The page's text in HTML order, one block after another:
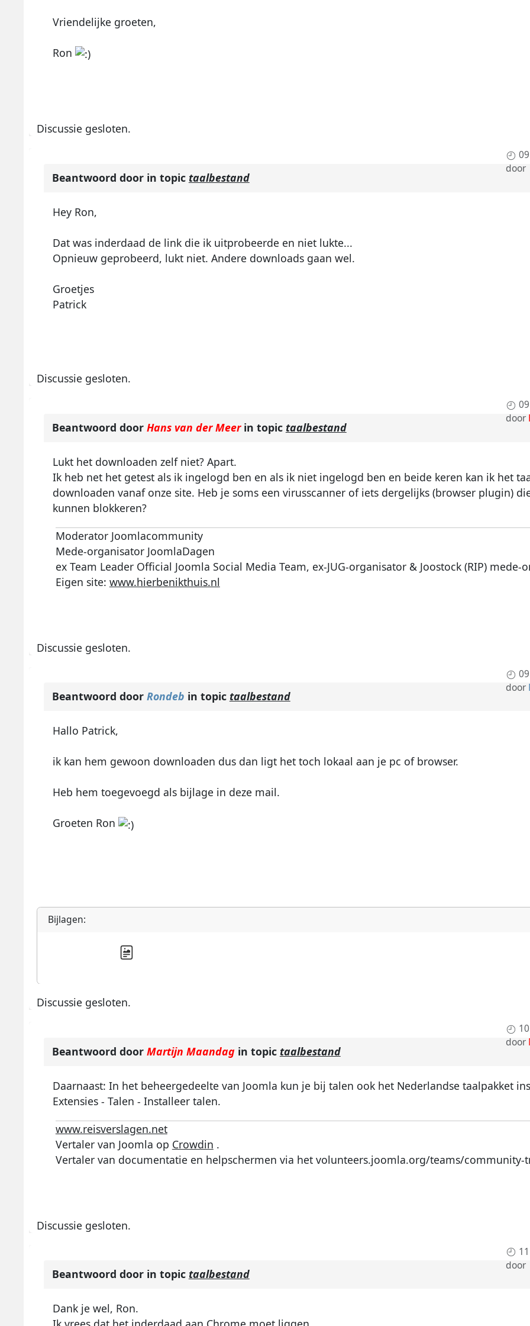
Vriendelijke groeten,
Ron
Discussie gesloten.
door
Beantwoord door in topic taalbestand
Hey Ron,
Dat was inderdaad de link die ik uitprobeerde en niet lukte...
Opnieuw geprobeerd, lukt niet. Andere downloads gaan wel.
Groetjes
Patrick
Discussie gesloten.
door
Beantwoord door Hans van der Meerin topic taalbestand
Lukt het downloaden zelf niet? Apart.
Ik heb net het getest als ik ingelogd ben en als ik niet ingelogd ben en beide keren kan ik het
downloaden vanaf onze site. Heb je soms een virusscanner of iets dergelijks (browser plugin)
kunnen blokkeren?
Moderator Joomlacommunity
Mede-organisator JoomlaDagen
ex Team Leader Official Joomla Social Media Team, ex-JUG-organisator & Joostock (RIP) mede-
Eigen site: www.hierbenikthuis.nl
Discussie gesloten.
door
Beantwoord door Rondeb in topic taalbestand
Hallo Patrick,
ik kan hem gewoon downloaden dus dan ligt het toch lokaal aan je pc of browser.
Heb hem toegevoegd als bijlage in deze mail.
Groeten Ron
Bijlagen:
Discussie gesloten.
door
Beantwoord door Martijn Maandagin topic taalbestand
Daarnaast: In het beheergedeelte van Joomla kun je bij talen ook het Nederlandse taalpakket
Extensies - Talen - Installeer talen.
www.reisverslagen.net
Vertaler van Joomla op Crowdin .
Vertaler van documentatie en helpschermen via het volunteers.joomla.org/teams/community-
Discussie gesloten.
door
Beantwoord door in topic taalbestand
Dank je wel, Ron.